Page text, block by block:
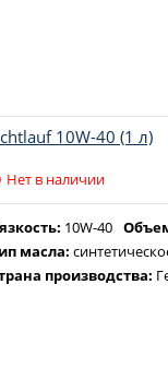
10W-40 (1 л)
Нет в наличии
10W-40
масла:
производства: